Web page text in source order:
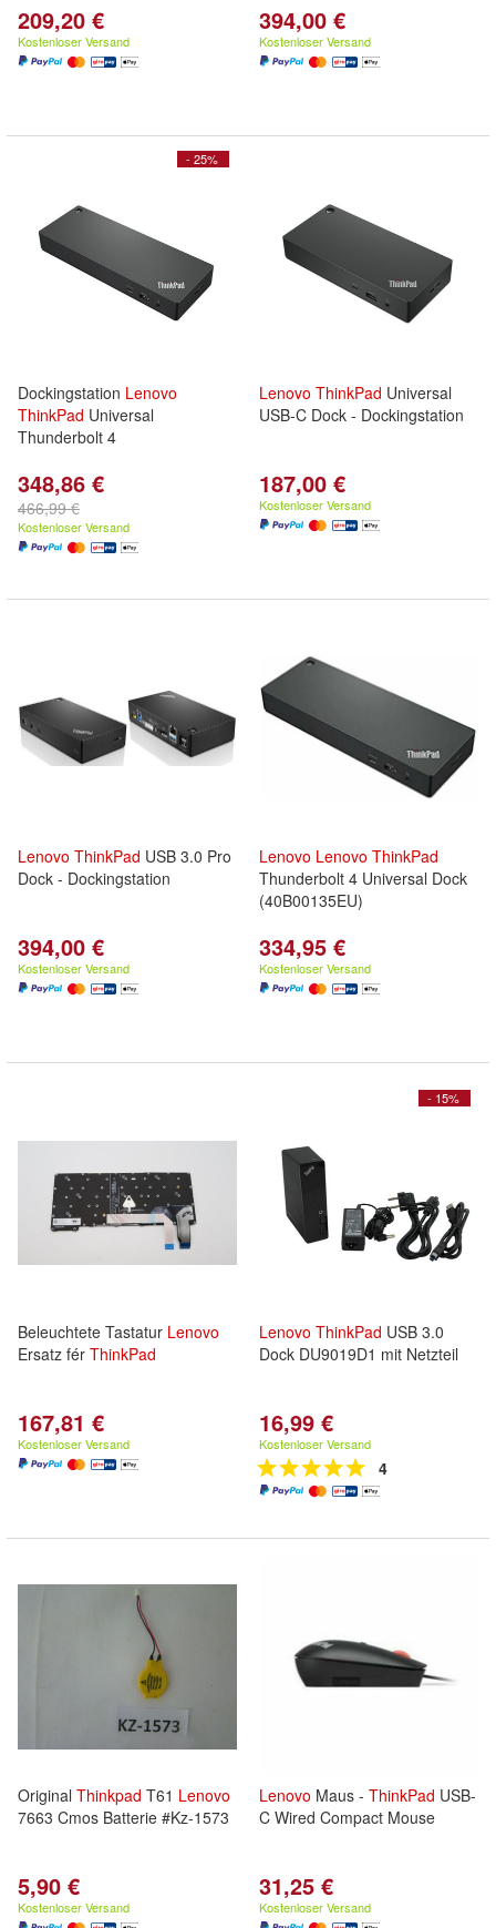
209,20 €
Kostenloser Versand
394,00 €
Kostenloser Versand
- 25%
Dockingstation Lenovo
ThinkPad Universal
Thunderbolt 4
348,86 €
466,99 €
Kostenloser Versand
Lenovo ThinkPad Universal
USB-C Dock - Dockingstation
187,00 €
Kostenloser Versand
Lenovo ThinkPad USB 3.0 Pro
Dock - Dockingstation
394,00 €
Kostenloser Versand
Lenovo Lenovo ThinkPad
Thunderbolt 4 Universal Dock
(40B00135EU)
334,95 €
Kostenloser Versand
Beleuchtete Tastatur Lenovo
Ersatz fér ThinkPad
167,81 €
Kostenloser Versand
- 15%
Lenovo ThinkPad USB 3.0
Dock DU9019D1 mit Netzteil
16,99 €
Kostenloser Versand
4
Original Thinkpad T61 Lenovo
7663 Cmos Batterie #Kz-1573
5,90 €
Kostenloser Versand
Lenovo Maus - ThinkPad USB-
C Wired Compact Mouse
31,25 €
Kostenloser Versand